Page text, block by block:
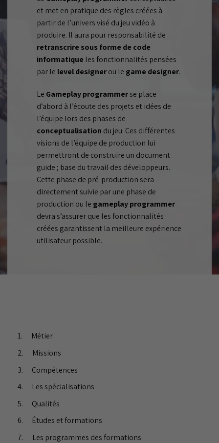
et met en pratique des règles créées à
partir de l’univers visé du jeu vidéo à
produire. Il aura pour responsabilité de
retranscrire sous forme de code
informatique les fonctionnalités pensées
par le level designerou le game designer.
Le Gameplay programmerse place
d’abord à l’écoute des projets et idées de
l’équipe lors des phases de
conceptualisation du jeu. Ces différentes
visions de l’équipe de production lui
permettront de construire un document
guide ; base du travail des développeurs.
Cette phase de pré-production sera
directement suivie par une phase de
production ou le gameplay programmer
devra s’assurer que les fonctionnalités
créées garantissent la meilleure expérience
utilisateur possible.
Métier
Missions
Compétences
Les spécialisations
Qualités
Études et formations
Les programmes des formations